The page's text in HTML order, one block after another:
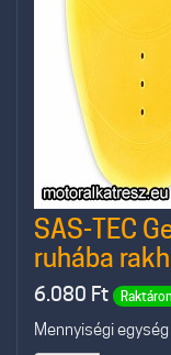
SAS-TEC
ruhába
6.080 Ft
Mennyiségi